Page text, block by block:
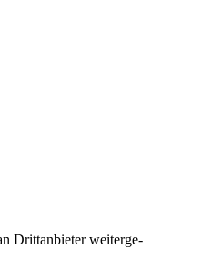
Dritt­an­bieter weiter­ge­